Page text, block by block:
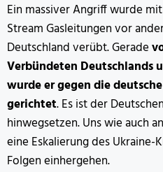
Ein massiver Angriff wurde
Stream Gasleitungen vor
Deutschland verübt. Gerade
Verbündeten Deutschlands
wurde er gegen die
gerichtet. Es ist der
hinwegsetzen. Uns wie auch
eine Eskalierung des
Folgen einhergehen.